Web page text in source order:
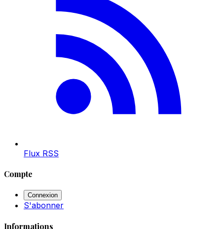
Flux RSS
Compte
Connexion
S'abonner
Informations